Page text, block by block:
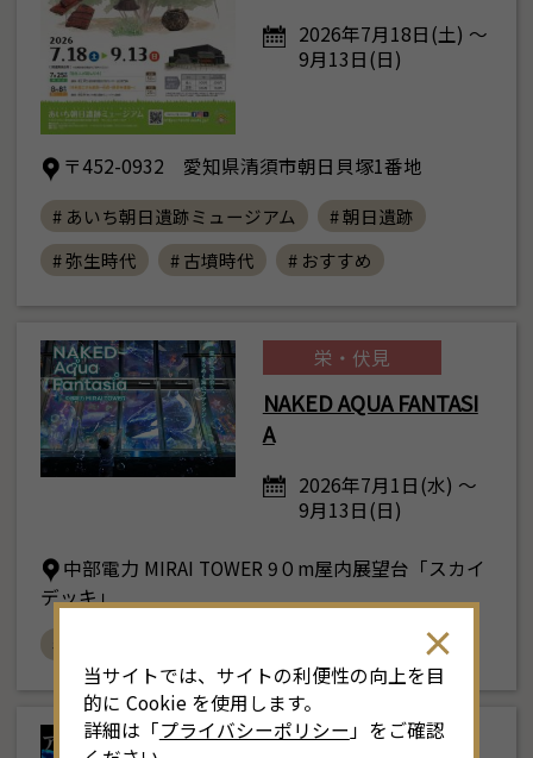
2026年7月18日(土) ～
9月13日(日)
〒452-0932 愛知県清須市朝日貝塚1番地
# あいち朝日遺跡ミュージアム
# 朝日遺跡
# 弥生時代
# 古墳時代 # おすすめ
栄・伏見
NAKED AQUA FANTASI
A
2026年7月1日(水) ～
9月13日(日)
中部電力 MIRAI TOWER 9０m屋内展望台「スカイ
デッキ」
# 中部電力 MIRAI TOWER
栄・伏見
当サイトでは、サイトの利便性の向上を目
的に Cookie を使用します。
詳細は「プライバシーポリシー 」をご確認